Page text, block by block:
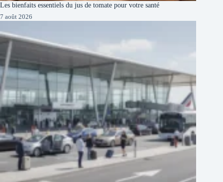
Les bienfaits essentiels du jus de tomate pour votre santé
7 août 2026